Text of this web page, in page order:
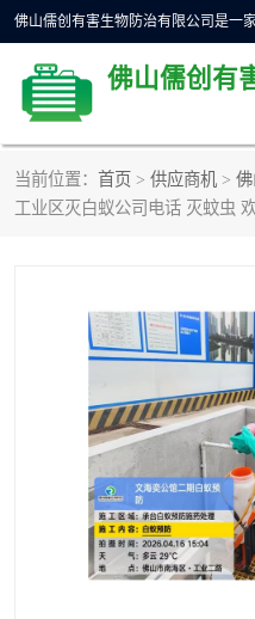
当前位置： 首页 > 供应商机 > 佛
工业区灭白蚁公司电话 灭蚊虫
除四害公司
佛山灭白蚁公司
灭蜱虫
灭苍蝇
灭蚊虫